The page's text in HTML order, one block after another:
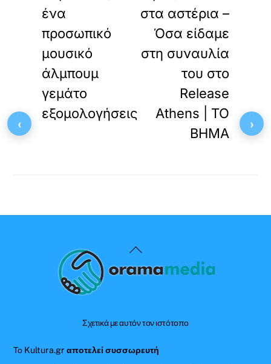
ένα
προσωπικό
μουσικό
άλμπουμ
γεμάτο
εξομολογήσεις
στα αστέρια –
Όσα είδαμε
στη συναυλία
του στο
Release
Athens | ΤΟ
ΒΗΜΑ
Back
To
Σχετικά με αυτόν τον ιστότοπο
Το Kultura.grαποτελεί συσσωρευτή
‹ ›